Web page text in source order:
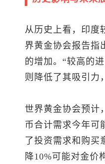
从历史上看，印度
界黄金协会报告指
的增加。“较高的
则降低了其吸引力
世界黄金协会预计
币合计需求今年可
了投资需求和购
降10%可能对金价